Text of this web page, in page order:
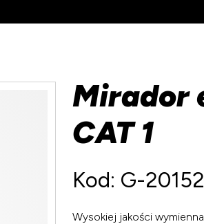
Mirador
CAT 1
Kod: G-20152
Wysokiej jakości